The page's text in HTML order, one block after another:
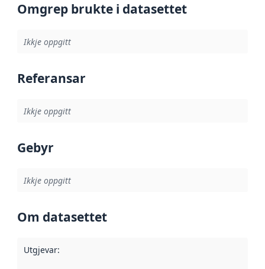
Omgrep brukte i datasettet
Ikkje oppgitt
Referansar
Ikkje oppgitt
Gebyr
Ikkje oppgitt
Om datasettet
Utgjevar: